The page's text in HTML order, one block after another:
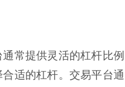
常提供灵活的杠杆比例
适的杠杆。交易平台通